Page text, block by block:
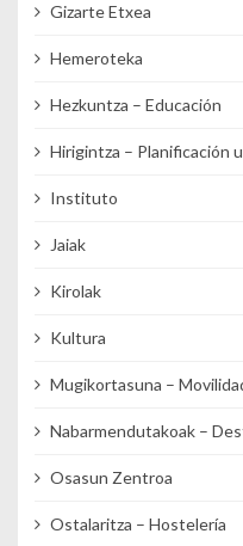
Gizarte Etxea
Hemeroteka
Hezkuntza – Educación
Hirigintza – Planificación
Instituto
Jaiak
Kirolak
Kultura
Mugikortasuna –
Nabarmendutakoak –
Osasun Zentroa
Ostalaritza – Hostelería